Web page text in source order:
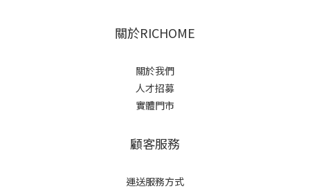
關於RICHOME
關於我們
人才招募
實體門市
顧客服務
運送服務方式